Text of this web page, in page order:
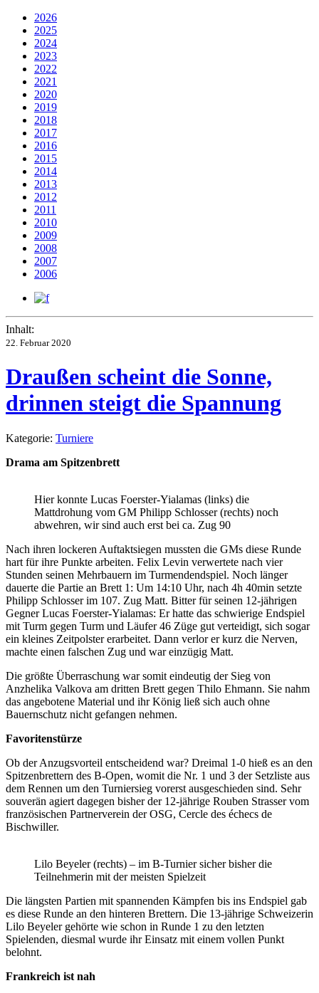
2026
2025
2024
2023
2022
2021
2020
2019
2018
2017
2016
2015
2014
2013
2012
2011
2010
2009
2008
2007
2006
Inhalt:
22. Februar 2020
Draußen scheint die Sonne,
drinnen steigt die Spannung
Kategorie: Turniere
Drama am Spitzenbrett
Hier konnte Lucas Foerster-Yialamas (links) die
Mattdrohung vom GM Philipp Schlosser (rechts) noch
abwehren, wir sind auch erst bei ca. Zug 90
Nach ihren lockeren Auftaktsiegen mussten die GMs diese Runde
hart für ihre Punkte arbeiten. Felix Levin verwertete nach vier
Stunden seinen Mehrbauern im Turmendendspiel. Noch länger
dauerte die Partie an Brett 1: Um 14:10 Uhr, nach 4h 40min setzte
Philipp Schlosser im 107. Zug Matt. Bitter für seinen 12-jährigen
Gegner Lucas Foerster-Yialamas: Er hatte das schwierige Endspiel
mit Turm gegen Turm und Läufer 46 Züge gut verteidigt, sich sogar
ein kleines Zeitpolster erarbeitet. Dann verlor er kurz die Nerven,
machte einen falschen Zug und war einzügig Matt.
Die größte Überraschung war somit eindeutig der Sieg von
Anzhelika Valkova am dritten Brett gegen Thilo Ehmann. Sie nahm
das angebotene Material und ihr König ließ sich auch ohne
Bauernschutz nicht gefangen nehmen.
Favoritenstürze
Ob der Anzugsvorteil entscheidend war? Dreimal 1-0 hieß es an den
Spitzenbrettern des B-Open, womit die Nr. 1 und 3 der Setzliste aus
dem Rennen um den Turniersieg vorerst ausgeschieden sind. Sehr
souverän agiert dagegen bisher der 12-jährige Rouben Strasser vom
französischen Partnerverein der OSG, Cercle des échecs de
Bischwiller.
Lilo Beyeler (rechts) – im B-Turnier sicher bisher die
Teilnehmerin mit der meisten Spielzeit
Die längsten Partien mit spannenden Kämpfen bis ins Endspiel gab
es diese Runde an den hinteren Brettern. Die 13-jährige Schweizerin
Lilo Beyeler gehörte wie schon in Runde 1 zu den letzten
Spielenden, diesmal wurde ihr Einsatz mit einem vollen Punkt
belohnt.
Frankreich ist nah